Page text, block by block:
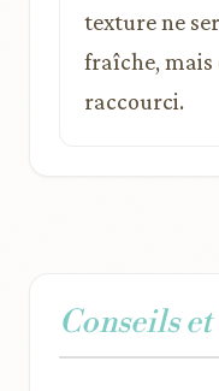
texture ne
fraîche, mais
raccourci.
Conseils